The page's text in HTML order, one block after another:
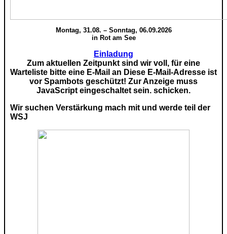
Montag, 31.08. – Sonntag, 06.09.2026
in Rot am See
Einladung
Zum aktuellen Zeitpunkt sind wir voll, für eine
Warteliste bitte eine E-Mail an Diese E-Mail-Adresse ist
vor Spambots geschützt! Zur Anzeige muss
JavaScript eingeschaltet sein. schicken.
Wir suchen Verstärkung mach mit und werde teil der
WSJ